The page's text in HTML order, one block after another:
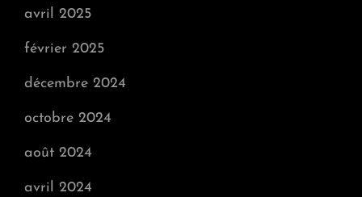
avril 2025
février 2025
décembre 2024
octobre 2024
août 2024
avril 2024